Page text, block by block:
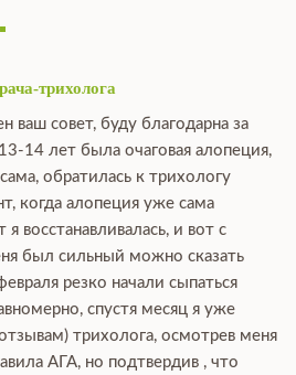
трихолога
ваш совет, буду благодарна за
14 лет была очаговая алопеция,
обратилась к трихологу
когда алопеция уже сама
восстанавливалась, и вот с
был сильный можно сказать
резко начали сыпаться
спустя месяц я уже
трихолога, осмотрев меня
АГА, но подтвердив , что